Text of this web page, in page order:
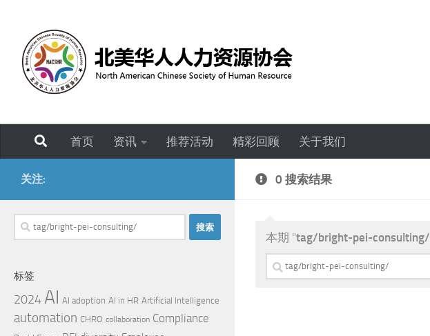
首页 资讯 推荐活动 精彩回顾 关于我们
0 搜索结果
本期 "tag/bright-pei-consulting/
搜
索：
关注:
搜
索：
标签
2024 AI AI adoption AI in HR Artificial Intelligence
automation CHRO collaboration Compliance